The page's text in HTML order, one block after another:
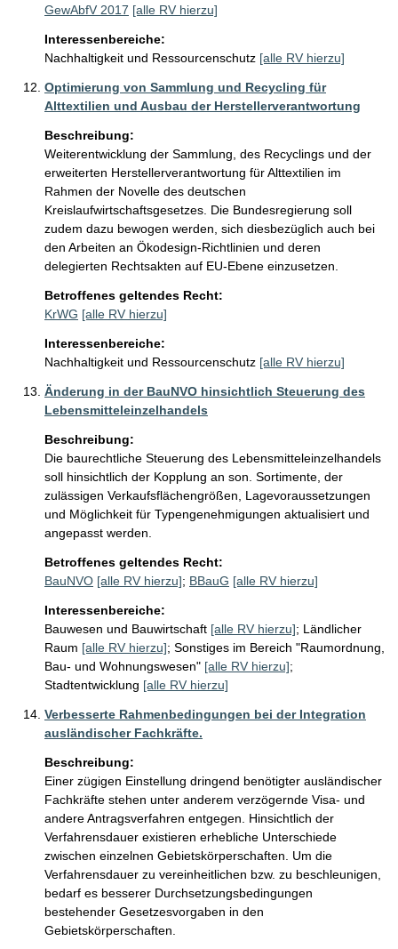
GewAbfV 2017 [alle RV hierzu]
Interessenbereiche:
Nachhaltigkeit und Ressourcenschutz [alle RV hierzu]
Optimierung von Sammlung und Recycling für
Alttextilien und Ausbau der Herstellerverantwortung
Beschreibung:
Weiterentwicklung der Sammlung, des Recyclings und der
erweiterten Herstellerverantwortung für Alttextilien im
Rahmen der Novelle des deutschen
Kreislaufwirtschaftsgesetzes. Die Bundesregierung soll
zudem dazu bewogen werden, sich diesbezüglich auch bei
den Arbeiten an Ökodesign-Richtlinien und deren
delegierten Rechtsakten auf EU-Ebene einzusetzen.
Betroffenes geltendes Recht:
KrWG [alle RV hierzu]
Interessenbereiche:
Nachhaltigkeit und Ressourcenschutz [alle RV hierzu]
Änderung in der BauNVO hinsichtlich Steuerung des
Lebensmitteleinzelhandels
Beschreibung:
Die baurechtliche Steuerung des Lebensmitteleinzelhandels
soll hinsichtlich der Kopplung an son. Sortimente, der
zulässigen Verkaufsflächengrößen, Lagevoraussetzungen
und Möglichkeit für Typengenehmigungen aktualisiert und
angepasst werden.
Betroffenes geltendes Recht:
BauNVO [alle RV hierzu]; BBauG [alle RV hierzu]
Interessenbereiche:
Bauwesen und Bauwirtschaft [alle RV hierzu]; Ländlicher
Raum [alle RV hierzu]; Sonstiges im Bereich "Raumordnung,
Bau- und Wohnungswesen" [alle RV hierzu];
Stadtentwicklung [alle RV hierzu]
Verbesserte Rahmenbedingungen bei der Integration
ausländischer Fachkräfte.
Beschreibung:
Einer zügigen Einstellung dringend benötigter ausländischer
Fachkräfte stehen unter anderem verzögernde Visa- und
andere Antragsverfahren entgegen. Hinsichtlich der
Verfahrensdauer existieren erhebliche Unterschiede
zwischen einzelnen Gebietskörperschaften. Um die
Verfahrensdauer zu vereinheitlichen bzw. zu beschleunigen,
bedarf es besserer Durchsetzungsbedingungen
bestehender Gesetzesvorgaben in den
Gebietskörperschaften.